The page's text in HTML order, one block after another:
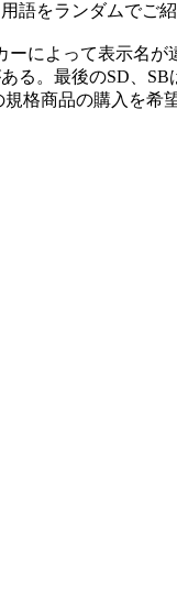
語をランダムでご
ーによって表示名
る。最後のSD、
商品の購入を希望